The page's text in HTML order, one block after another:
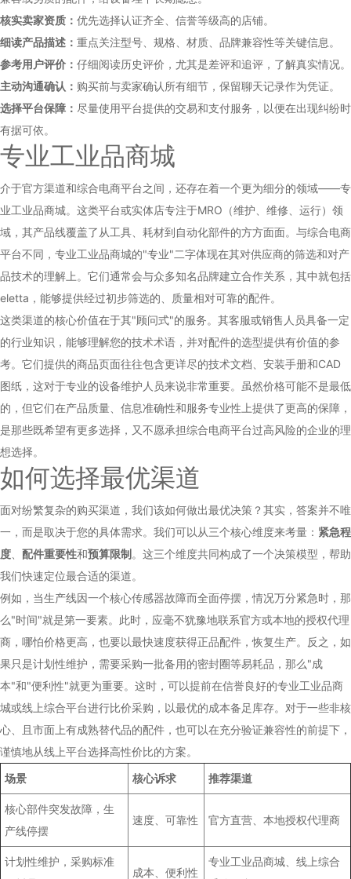
核实卖家资质： 优先选择认证齐全、信誉等级高的店铺。
细读产品描述： 重点关注型号、规格、材质、品牌兼容性等关键信息。
参考用户评价： 仔细阅读历史评价，尤其是差评和追评，了解真实情况。
主动沟通确认： 购买前与卖家确认所有细节，保留聊天记录作为凭证。
选择平台保障： 尽量使用平台提供的交易和支付服务，以便在出现纠纷时
有据可依。
专业工业品商城
介于官方渠道和综合电商平台之间，还存在着一个更为细分的领域——专
业工业品商城。这类平台或实体店专注于MRO（维护、维修、运行）领
域，其产品线覆盖了从工具、耗材到自动化部件的方方面面。与综合电商
平台不同，专业工业品商城的"专业"二字体现在其对供应商的筛选和对产
品技术的理解上。它们通常会与众多知名品牌建立合作关系，其中就包括
eletta，能够提供经过初步筛选的、质量相对可靠的配件。
这类渠道的核心价值在于其"顾问式"的服务。其客服或销售人员具备一定
的行业知识，能够理解您的技术术语，并对配件的选型提供有价值的参
考。它们提供的商品页面往往包含更详尽的技术文档、安装手册和CAD
图纸，这对于专业的设备维护人员来说非常重要。虽然价格可能不是最低
的，但它们在产品质量、信息准确性和服务专业性上提供了更高的保障，
是那些既希望有更多选择，又不愿承担综合电商平台过高风险的企业的理
想选择。
如何选择最优渠道
面对纷繁复杂的购买渠道，我们该如何做出最优决策？其实，答案并不唯
一，而是取决于您的具体需求。我们可以从三个核心维度来考量： 紧急程
度、 配件重要性和预算限制。这三个维度共同构成了一个决策模型，帮助
我们快速定位最合适的渠道。
例如，当生产线因一个核心传感器故障而全面停摆，情况万分紧急时，那
么"时间"就是第一要素。此时，应毫不犹豫地联系官方或本地的授权代理
商，哪怕价格更高，也要以最快速度获得正品配件，恢复生产。反之，如
果只是计划性维护，需要采购一批备用的密封圈等易耗品，那么"成
本"和"便利性"就更为重要。这时，可以提前在信誉良好的专业工业品商
城或线上综合平台进行比价采购，以最优的成本备足库存。对于一些非核
心、且市面上有成熟替代品的配件，也可以在充分验证兼容性的前提下，
谨慎地从线上平台选择高性价比的方案。
场景
核心诉求 推荐渠道
核心部件突发故障，生
产线停摆
速度、可靠性 官方直营、本地授权代理商
计划性维护，采购标准
成本、便利性
专业工业品商城、线上综合